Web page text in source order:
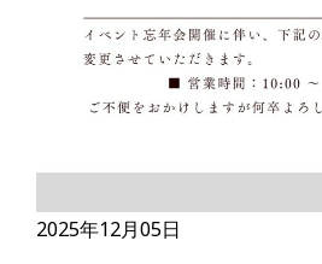
2025年12月05日